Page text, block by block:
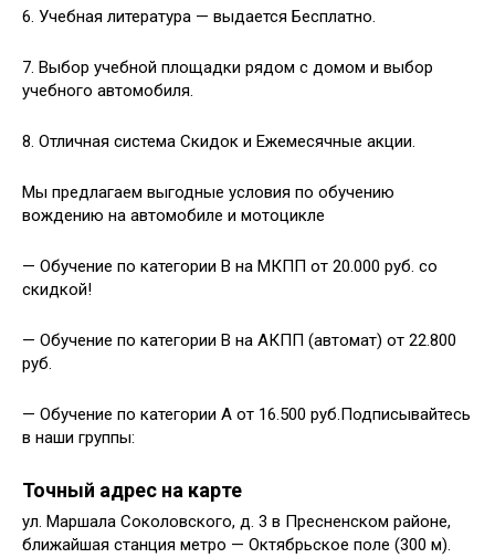
6. Учебная литература — выдается Бесплатно.
7. Выбор учебной площадки рядом с домом и выбор
учебного автомобиля.
8. Отличная система Скидок и Ежемесячные акции.
Мы предлагаем выгодные условия по обучению
вождению на автомобиле и мотоцикле
— Обучение по категории В на МКПП от 20.000 руб. со
скидкой!
— Обучение по категории В на АКПП (автомат) от 22.800
руб.
— Обучение по категории А от 16.500 руб.Подписывайтесь
в наши группы:
Точный адрес на карте
ул. Маршала Соколовского, д. 3 в Пресненском районе,
ближайшая станция метро — Октябрьское поле (300 м).